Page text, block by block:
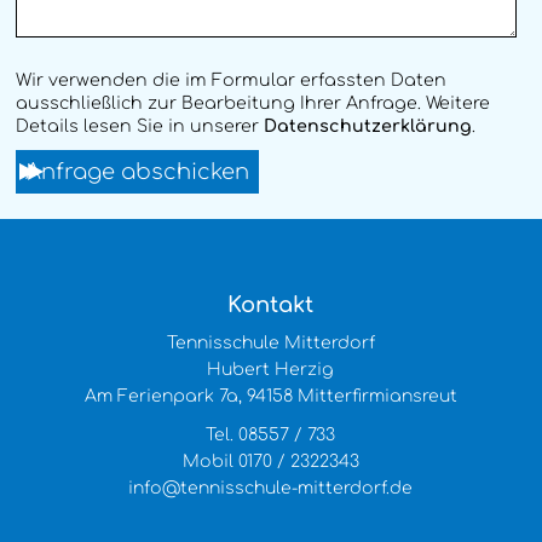
Wir verwenden die im Formular erfassten Daten
ausschließlich zur Bearbeitung Ihrer Anfrage. Weitere
Details lesen Sie in unserer Datenschutzerklärung.
Kontakt
Tennisschule Mitterdorf
Hubert Herzig
Am Ferienpark 7a, 94158 Mitterfirmiansreut
Tel. 08557 / 733
Mobil 0170 / 2322343
info@tennisschule-mitterdorf.de